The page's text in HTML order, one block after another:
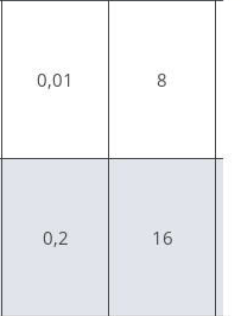
0,01 8
0,2 16